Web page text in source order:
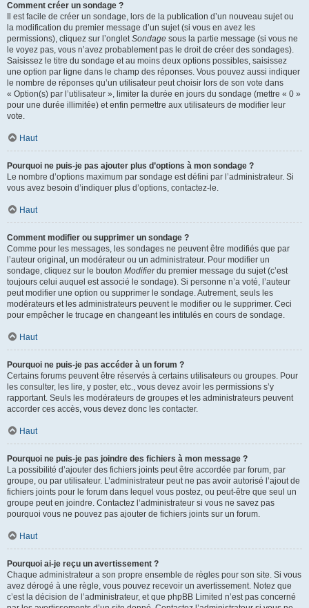
Comment créer un sondage ?
Il est facile de créer un sondage, lors de la publication d’un nouveau sujet ou
la modification du premier message d’un sujet (si vous en avez les
permissions), cliquez sur l’ongletSondage sous la partie message (si vous ne
le voyez pas, vous n’avez probablement pas le droit de créer des sondages).
Saisissez le titre du sondage et au moins deux options possibles, saisissez
une option par ligne dans le champ des réponses. Vous pouvez aussi indiquer
le nombre de réponses qu’un utilisateur peut choisir lors de son vote dans
« Option(s) par l’utilisateur », limiter la durée en jours du sondage (mettre « 0 »
pour une durée illimitée) et enfin permettre aux utilisateurs de modifier leur
vote.
Haut
Pourquoi ne puis-je pas ajouter plus d’options à mon sondage ?
Le nombre d’options maximum par sondage est défini par l’administrateur. Si
vous avez besoin d’indiquer plus d’options, contactez-le.
Haut
Comment modifier ou supprimer un sondage ?
Comme pour les messages, les sondages ne peuvent être modifiés que par
l’auteur original, un modérateur ou un administrateur. Pour modifier un
sondage, cliquez sur le bouton Modifierdu premier message du sujet (c’est
toujours celui auquel est associé le sondage). Si personne n’a voté, l’auteur
peut modifier une option ou supprimer le sondage. Autrement, seuls les
modérateurs et les administrateurs peuvent le modifier ou le supprimer. Ceci
pour empêcher le trucage en changeant les intitulés en cours de sondage.
Haut
Pourquoi ne puis-je pas accéder à un forum ?
Certains forums peuvent être réservés à certains utilisateurs ou groupes. Pour
les consulter, les lire, y poster, etc., vous devez avoir les permissions s’y
rapportant. Seuls les modérateurs de groupes et les administrateurs peuvent
accorder ces accès, vous devez donc les contacter.
Haut
Pourquoi ne puis-je pas joindre des fichiers à mon message ?
La possibilité d’ajouter des fichiers joints peut être accordée par forum, par
groupe, ou par utilisateur. L’administrateur peut ne pas avoir autorisé l’ajout de
fichiers joints pour le forum dans lequel vous postez, ou peut-être que seul un
groupe peut en joindre. Contactez l’administrateur si vous ne savez pas
pourquoi vous ne pouvez pas ajouter de fichiers joints sur un forum.
Haut
Pourquoi ai-je reçu un avertissement ?
Chaque administrateur a son propre ensemble de règles pour son site. Si vous
avez dérogé à une règle, vous pouvez recevoir un avertissement. Notez que
c’est la décision de l’administrateur, et que phpBB Limited n’est pas concerné